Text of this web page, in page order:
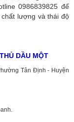
0986839825 để
lượng và thái độ
DẦU MỘT
Tân Định - Huyện